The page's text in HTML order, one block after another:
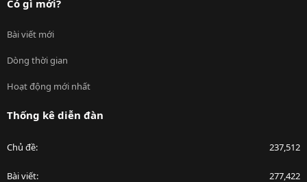
Có gì mới?
Bài viết mới
Dòng thời gian
Hoạt động mới nhất
Thống kê diễn đàn
Chủ đề 237,512
Bài viết 277,422